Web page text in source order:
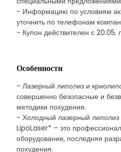
- Информацию по условиям
уточнить по телефонам
- Купон действителен с 20.05.
Особенности
- Лазерный липолиз и
совершенно безопасные и
методики похудения.
- Холодный лазерный липолиз
LipoLaser* – это
оборудование, последняя
похудения.